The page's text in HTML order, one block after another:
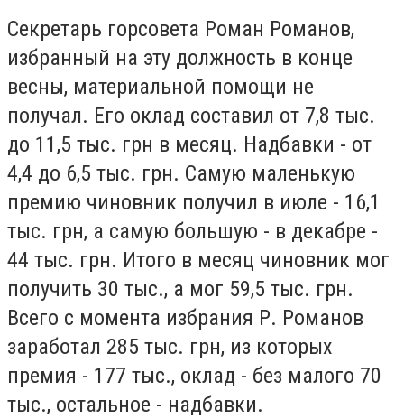
Секретарь горсовета Роман Романов,
избранный на эту должность в конце
весны, материальной помощи не
получал. Его оклад составил от 7,8 тыс.
до 11,5 тыс. грн в месяц. Надбавки - от
4,4 до 6,5 тыс. грн. Самую маленькую
премию чиновник получил в июле - 16,1
тыс. грн, а самую большую - в декабре -
44 тыс. грн. Итого в месяц чиновник мог
получить 30 тыс., а мог 59,5 тыс. грн.
Всего с момента избрания Р. Романов
заработал 285 тыс. грн, из которых
премия - 177 тыс., оклад - без малого 70
тыс., остальное - надбавки.